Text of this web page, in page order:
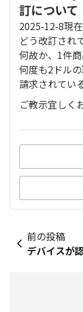
訂について
2025-12-8現
どう改訂され
何故か、1件
何度も2ドル
請求されてい
ご教示宜しく
前の投稿